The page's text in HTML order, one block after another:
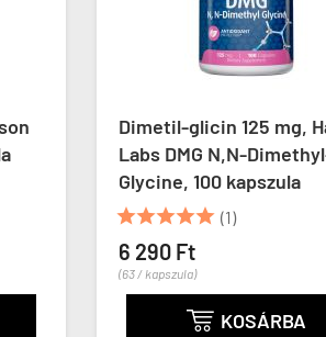
Haya
Fo-Ti gyökér
Labs Fo-Ti Root
3x100 kapszula
12 790 Ft
(38 / kapszula)
